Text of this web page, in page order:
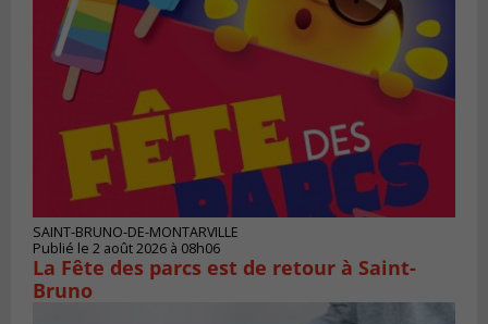
SAINT-BRUNO-DE-MONTARVILLE
Publié le 2 août 2026 à 08h06
La Fête des parcs est de retour à Saint-
Bruno